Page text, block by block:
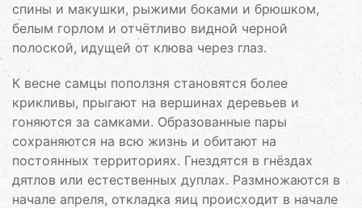
спины и макушки, рыжими боками и брюшком,
белым горлом и отчётливо видной черной
полоской, идущей от клюва через глаз.
К весне самцы поползня становятся более
крикливы, прыгают на вершинах деревьев и
гоняются за самками. Образованные пары
сохраняются на всю жизнь и обитают на
постоянных территориях. Гнездятся в гнёздах
дятлов или естественных дуплах. Размножаются в
начале апреля, откладка яиц происходит в начале